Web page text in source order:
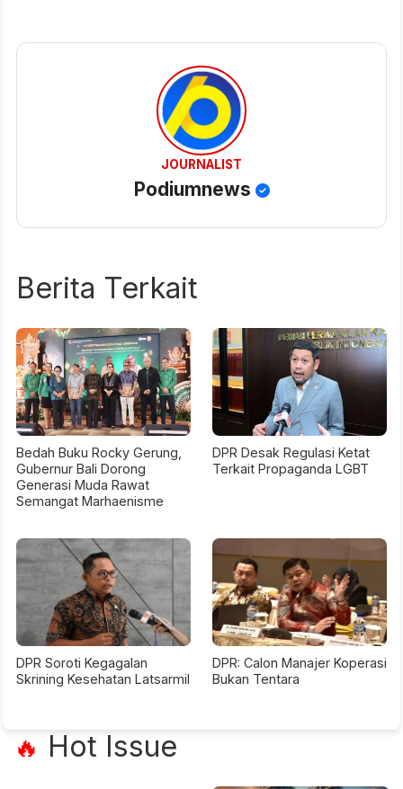
JOURNALIST
Podiumnews
Berita Terkait
Bedah Buku Rocky Gerung,
Gubernur Bali Dorong
Generasi Muda Rawat
Semangat Marhaenisme
DPR Desak Regulasi Ketat
Terkait Propaganda LGBT
DPR Soroti Kegagalan
Skrining Kesehatan Latsarmil
DPR: Calon Manajer Koperasi
Bukan Tentara
🔥 Hot Issue